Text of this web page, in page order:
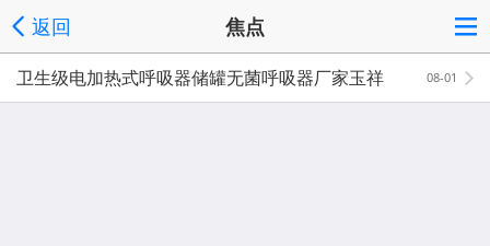
返回 焦点
08-01
卫生级电加热式呼吸器储罐无菌呼吸器厂家玉祥